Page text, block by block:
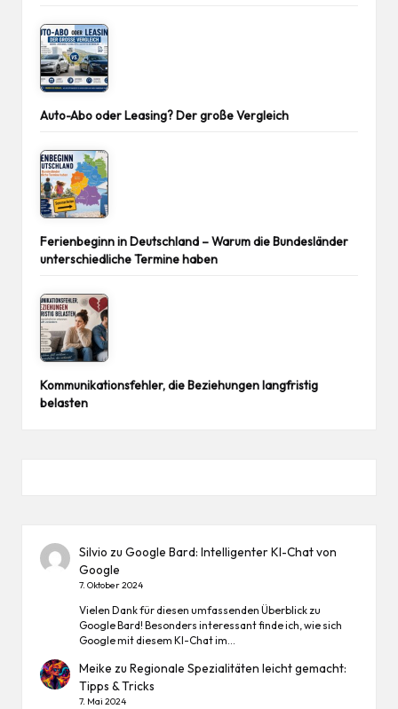
Auto-Abo oder Leasing? Der große Vergleich
Ferienbeginn in Deutschland – Warum die Bundesländer
unterschiedliche Termine haben
Kommunikationsfehler, die Beziehungen langfristig
belasten
Silvio zuGoogle Bard: Intelligenter KI-Chat von
Google
7. Oktober 2024
Vielen Dank für diesen umfassenden Überblick zu
Google Bard! Besonders interessant finde ich, wie sich
Google mit diesem KI-Chat im…
Meike zuRegionale Spezialitäten leicht gemacht:
Tipps & Tricks
7. Mai 2024